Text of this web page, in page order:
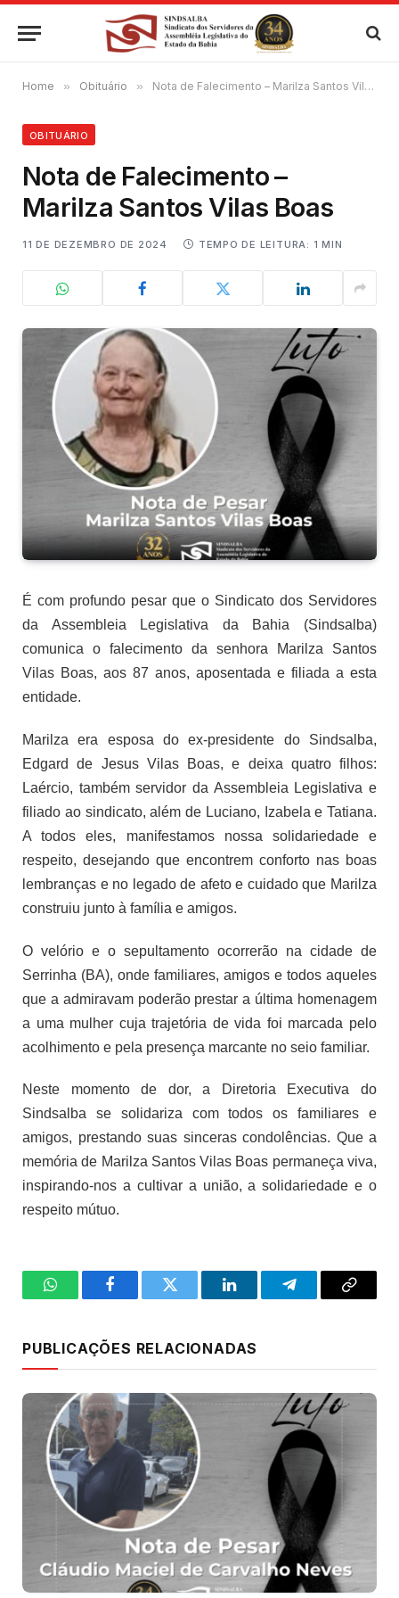
Home » Obituário » Nota de Falecimento – Marilza Santos Vilas Boas
OBITUÁRIO
Nota de Falecimento –
Marilza Santos Vilas Boas
11 DE DEZEMBRO DE 2024 TEMPO DE LEITURA: 1 MIN
É com profundo pesar que o Sindicato dos Servidores
da Assembleia Legislativa da Bahia (Sindsalba)
comunica o falecimento da senhora Marilza Santos
Vilas Boas, aos 87 anos, aposentada e filiada a esta
entidade.
Marilza era esposa do ex-presidente do Sindsalba,
Edgard de Jesus Vilas Boas, e deixa quatro filhos:
Laércio, também servidor da Assembleia Legislativa e
filiado ao sindicato, além de Luciano, Izabela e Tatiana.
A todos eles, manifestamos nossa solidariedade e
respeito, desejando que encontrem conforto nas boas
lembranças e no legado de afeto e cuidado que Marilza
construiu junto à família e amigos.
O velório e o sepultamento ocorrerão na cidade de
Serrinha (BA), onde familiares, amigos e todos aqueles
que a admiravam poderão prestar a última homenagem
a uma mulher cuja trajetória de vida foi marcada pelo
acolhimento e pela presença marcante no seio familiar.
Neste momento de dor, a Diretoria Executiva do
Sindsalba se solidariza com todos os familiares e
amigos, prestando suas sinceras condolências. Que a
memória de Marilza Santos Vilas Boas permaneça viva,
inspirando-nos a cultivar a união, a solidariedade e o
respeito mútuo.
WhatsAppFacebookTwitter LinkedInTelegramCopy
PUBLICAÇÕES RELACIONADAS